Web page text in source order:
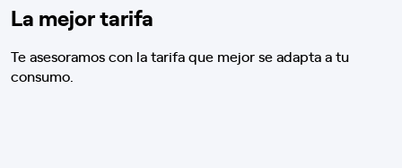
La mejor tarifa
Te asesoramos con la tarifa que mejor se adapta a tu
consumo.